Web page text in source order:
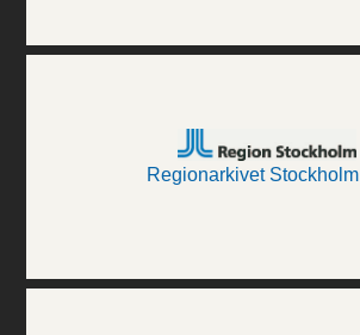
Regionarkivet Stockholm